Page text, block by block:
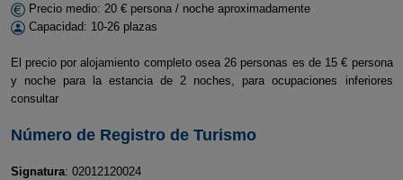
Precio medio: 20 € persona / noche aproximadamente
Capacidad: 10-26 plazas
El precio por alojamiento completo osea 26 personas es de 15 € persona
y noche para la estancia de 2 noches, para ocupaciones inferiores
consultar
Número de Registro de Turismo
Signatura: 02012120024